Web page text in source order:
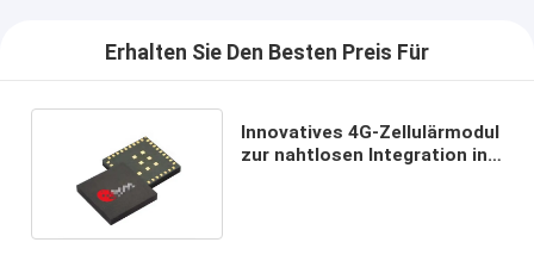
Erhalten Sie Den Besten Preis Für
Innovatives 4G-Zellulärmodul
zur nahtlosen Integration in